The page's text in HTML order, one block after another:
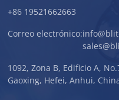
+86 19521662663
Correo electrónico:
1092, Zona B, Edificio A,
Gaoxing, Hefei, Anhui,